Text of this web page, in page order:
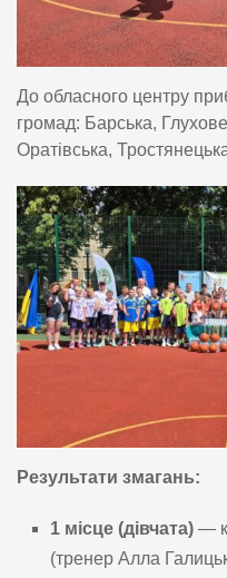
До обласного центру
громад: Барська,
Оратівська,
Результати змагань:
1 місце (дівчата) —
(тренер Алла